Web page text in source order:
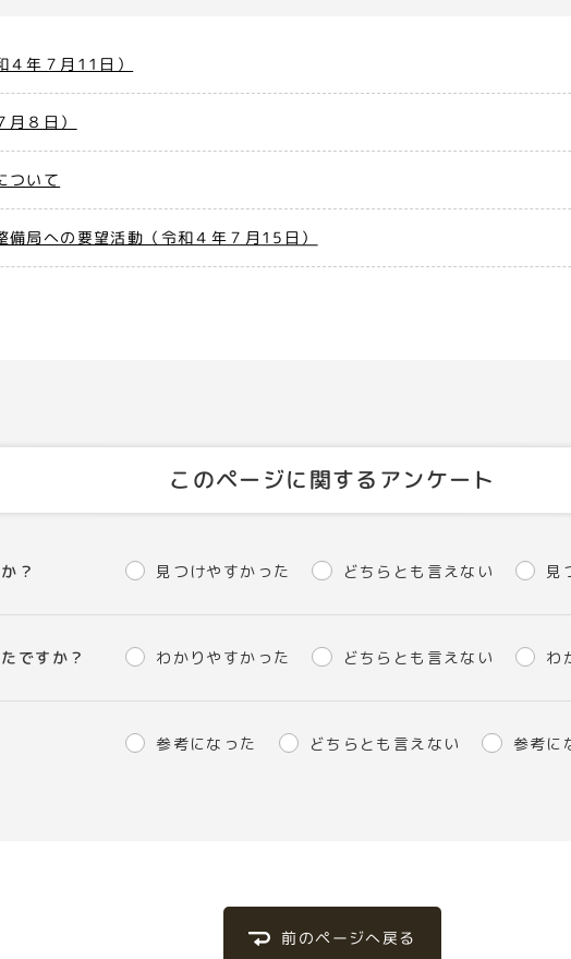
４年７月11日）
８日）
ついて
局への要望活動（令和４年７月15日）
このページに関するアンケート
？ 見つけやすかった どちらとも言えない 見
ですか？ わかりやすかった どちらとも言えない わ
参考になった どちらとも言えない 参考に
前のページへ戻る